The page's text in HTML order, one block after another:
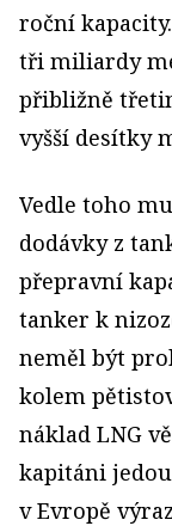
roční
tři miliardy
přibližně
vyšší desítky
Vedle toho
dodávky z
přepravní
tanker k
neměl být
kolem
náklad LNG
kapitáni
v Evropě